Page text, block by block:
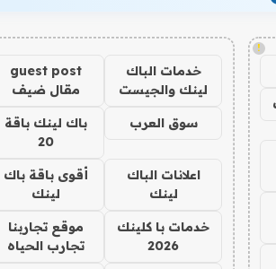
!
خدمات الباك
لينك والجيست
guest post
مقال ضيف
سوق العرب
باك لينك باقة
20
اعلانات الباك
لينك
أقوى باقة باك
لينك
خدمات با كلينك
2026
موقع تجاربنا
تجارب الحياه